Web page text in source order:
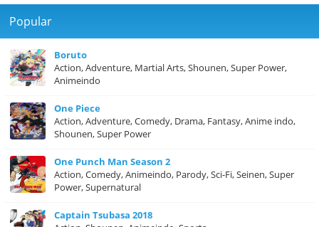
Popular
Boruto
Action, Adventure, Martial Arts, Shounen, Super Power,
Animeindo
One Piece
Action, Adventure, Comedy, Drama, Fantasy, Anime indo,
Shounen, Super Power
One Punch Man Season 2
Action, Comedy, Animeindo, Parody, Sci-Fi, Seinen, Super
Power, Supernatural
Captain Tsubasa 2018